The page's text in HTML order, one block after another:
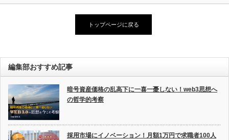
トップページに戻る
編集部おすすめ記事
暗号資産価格の乱高下に一喜一憂しない！web3思想へ
の哲学的考察
採用市場にイノベーション！月額1万円で求職者100人